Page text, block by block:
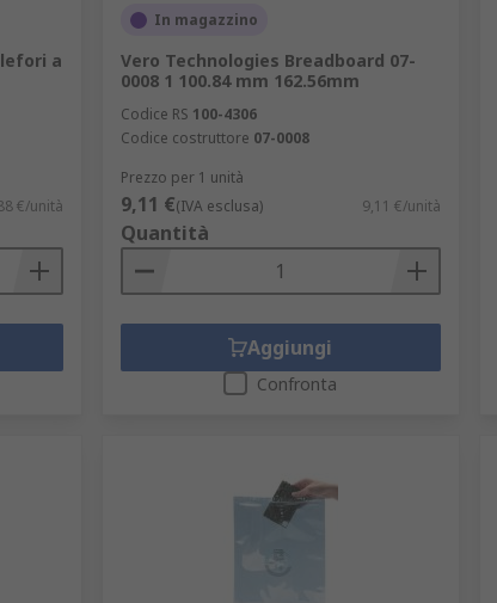
a
€/unità
In magazzino
Vero Technologies Breadboard 07-
0008 1 100.84 mm 162.56mm
Codice RS 100-4306
Codice costruttore 07-0008
Prezzo per 1 unità
9,11 €(IVA esclusa) 9,11 €/unità
Quantità
Aggiungi
Confronta